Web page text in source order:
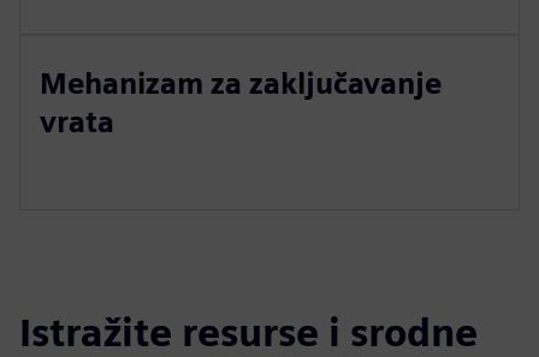
Mehanizam za zaključavanje
vrata
Istražite resurse i srodne